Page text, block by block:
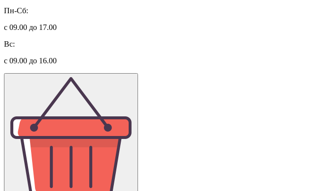
Пн-Сб:
с 09.00 до 17.00
Вс:
с 09.00 до 16.00